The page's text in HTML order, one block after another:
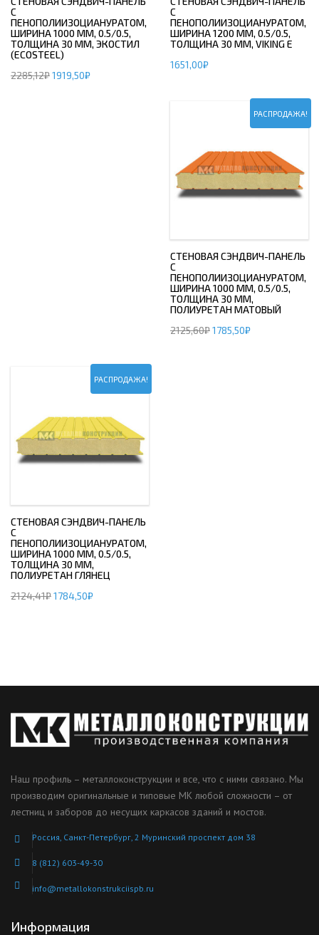
С
ПЕНОПОЛИИЗОЦИАНУРАТОМ,
ШИРИНА 1000 ММ, 0.5/0.5,
ТОЛЩИНА 30 ММ, ЭКОСТИЛ
(ECOSTEEL)
2285,12₽1919,50₽
С
ПЕНОПОЛИИЗОЦИАНУРАТОМ,
ШИРИНА 1200 ММ, 0.5/0.5,
ТОЛЩИНА 30 ММ, VIKING E
1651,00₽
РАСПРОДАЖА!
СТЕНОВАЯ СЭНДВИЧ-ПАНЕЛЬ
С
ПЕНОПОЛИИЗОЦИАНУРАТОМ,
ШИРИНА 1000 ММ, 0.5/0.5,
ТОЛЩИНА 30 ММ,
ПОЛИУРЕТАН МАТОВЫЙ
2125,60₽1785,50₽
РАСПРОДАЖА!
СТЕНОВАЯ СЭНДВИЧ-ПАНЕЛЬ
С
ПЕНОПОЛИИЗОЦИАНУРАТОМ,
ШИРИНА 1000 ММ, 0.5/0.5,
ТОЛЩИНА 30 ММ,
ПОЛИУРЕТАН ГЛЯНЕЦ
2124,41₽1784,50₽
Наш профиль – металлоконструкции и все, что с ними связано. Мы
производим оригинальные и типовые МК любой сложности – от
лестниц и заборов до несущих каркасов зданий и мостов.
Россия, Санкт-Петербург, 2 Муринский проспект дом 38
8 (812) 603-49-30
info@metallokonstrukciispb.ru
Информация